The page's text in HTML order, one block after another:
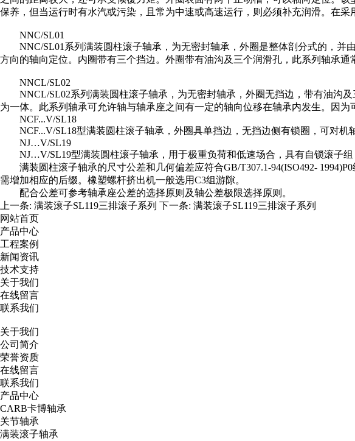
保养，但当运行时有水汽或污染，且常为中速或高速运行，则必须补充润滑。在
NNC/SL01
NNC/SL01系列满装圆柱滚子轴承，为无密封轴承，外圈是整体剖分式的，
方向的轴向定位。内圈带有三个挡边。外圈带有油沟及三个润滑孔，此系列轴承通
NNCL/SL02
NNCL/SL02系列满装圆柱滚子轴承，为无密封轴承，外圈无挡边，带有油沟
为一体。此系列轴承可允许轴与轴承座之间有一定的轴向位移在轴承内发生。因为
NCF...V/SL18
NCF...V/SL18型满装圆柱滚子轴承，外圈具单挡边，无挡边侧有锁圈，可对
NJ…V/SL19
NJ…V/SL19型满装圆柱滚子轴承，用于极重负荷和低速场合，具有自锁滚子
满装圆柱滚子轴承的尺寸公差和几何偏差应符合GB/T307.1-94(ISO492-
需增加相应的后缀。橡塑螺杆挤出机一般选用C3组游隙。
配合公差可参考轴承座公差的选择原则及轴公差极限选择原则。
上一条: 满装滚子SL119三排滚子系列 下一条: 满装滚子SL119三排滚子系列
网站首页
产品中心
工程案例
新闻资讯
技术支持
关于我们
在线留言
联系我们
关于我们
公司简介
荣誉资质
在线留言
联系我们
产品中心
CARB卡博轴承
关节轴承
满装滚子轴承